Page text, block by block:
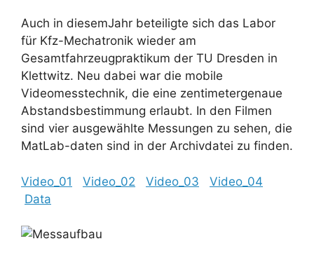
Auch in diesemJahr beteiligte sich das Labor
für Kfz-Mechatronik wieder am
Gesamtfahrzeugpraktikum der TU Dresden in
Klettwitz. Neu dabei war die mobile
Videomesstechnik, die eine zentimetergenaue
Abstandsbestimmung erlaubt. In den Filmen
sind vier ausgewählte Messungen zu sehen, die
MatLab-daten sind in der Archivdatei zu finden.
Video_01 Video_02 Video_03
Video_04
Data